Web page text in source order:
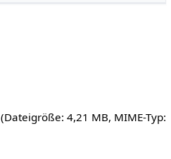
(Dateigröße: 4,21 MB, MIME-Typ: